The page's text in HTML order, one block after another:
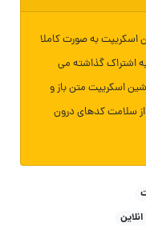
اسکریپت به صورت کاملا
اشتراک گذاشته می
اسکریپت متن باز و
سلامت کدهای درون